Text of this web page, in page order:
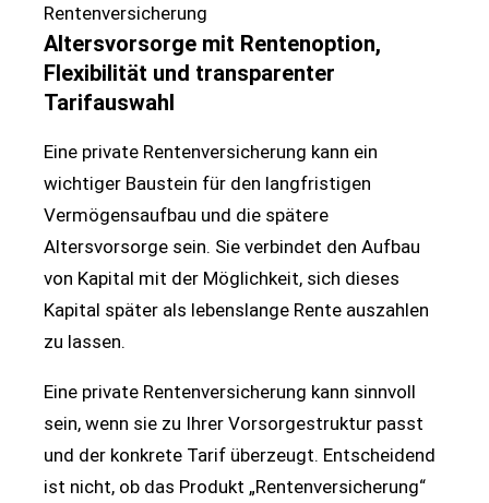
Rentenversicherung
Altersvorsorge mit Rentenoption,
Flexibilität und transparenter
Tarifauswahl
Eine private Rentenversicherung kann ein
wichtiger Baustein für den langfristigen
Vermögensaufbau und die spätere
Altersvorsorge sein. Sie verbindet den Aufbau
von Kapital mit der Möglichkeit, sich dieses
Kapital später als lebenslange Rente auszahlen
zu lassen.
Eine private Rentenversicherung kann sinnvoll
sein, wenn sie zu Ihrer Vorsorgestruktur passt
und der konkrete Tarif überzeugt. Entscheidend
ist nicht, ob das Produkt „Rentenversicherung“